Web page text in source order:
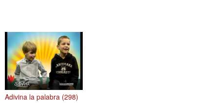
Adivina la palabra (298)